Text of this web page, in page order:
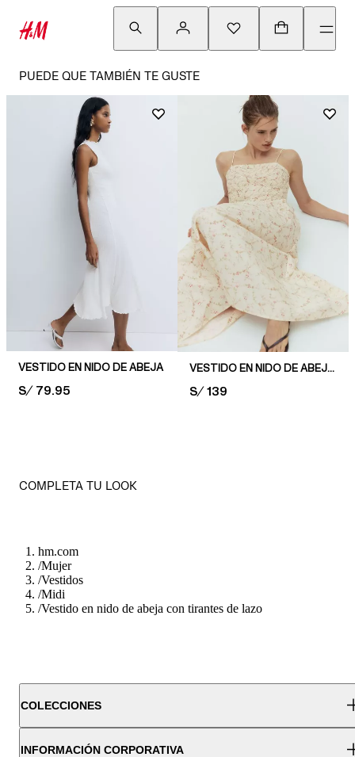
PUEDE QUE TAMBIÉN TE GUSTE
VESTIDO EN NIDO DE ABEJA
PRICE:
S/ 79.95
VESTIDO EN NIDO DE ABEJA EN ALGODÓN
PRICE:
S/ 139
COMPLETA TU LOOK
hm.com
/Mujer
/Vestidos
/Midi
/Vestido en nido de abeja con tirantes de lazo
COLECCIONES
INFORMACIÓN CORPORATIVA